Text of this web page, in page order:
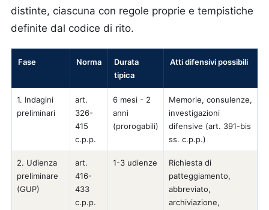
distinte, ciascuna con regole proprie e tempistiche
definite dal codice di rito.
Fase Norma
Durata
tipica
Atti difensivi possibili
1. Indagini
preliminari
art.
326-
415
c.p.p.
6 mesi - 2
anni
(prorogabili)
Memorie, consulenze,
investigazioni
difensive (art. 391-bis
ss. c.p.p.)
2. Udienza
preliminare
(GUP)
art.
416-
433
c.p.p.
1-3 udienze
Richiesta di
patteggiamento,
abbreviato,
archiviazione,